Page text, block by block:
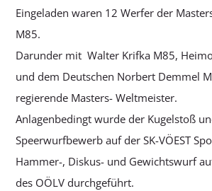
Eingeladen waren 12 Werfer der
M85.
Darunder mit Walter Krifka M85,
und dem Deutschen Norbert Demmel
regierende Masters- Weltmeister.
Anlagenbedingt wurde der Kugelstoß
Speerwurfbewerb auf der SK-VÖEST
Hammer-, Diskus- und Gewichtswurf
des OÖLV durchgeführt.